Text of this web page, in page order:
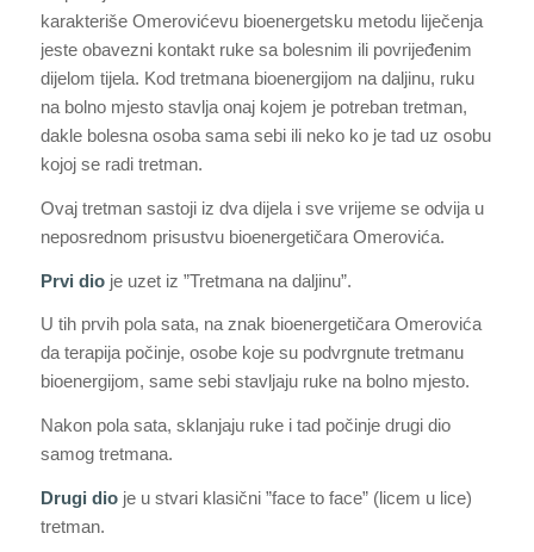
karakteriše Omerovićevu bioenergetsku metodu liječenja
jeste obavezni kontakt ruke sa bolesnim ili povrijeđenim
dijelom tijela. Kod tretmana bioenergijom na daljinu, ruku
na bolno mjesto stavlja onaj kojem je potreban tretman,
dakle bolesna osoba sama sebi ili neko ko je tad uz osobu
kojoj se radi tretman.
Ovaj tretman sastoji iz dva dijela i sve vrijeme se odvija u
neposrednom prisustvu bioenergetičara Omerovića.
Prvi dioje uzet iz ”Tretmana na daljinu”.
U tih prvih pola sata, na znak bioenergetičara Omerovića
da terapija počinje, osobe koje su podvrgnute tretmanu
bioenergijom, same sebi stavljaju ruke na bolno mjesto.
Nakon pola sata, sklanjaju ruke i tad počinje drugi dio
samog tretmana.
Drugi dioje u stvari klasični ”face to face” (licem u lice)
tretman.